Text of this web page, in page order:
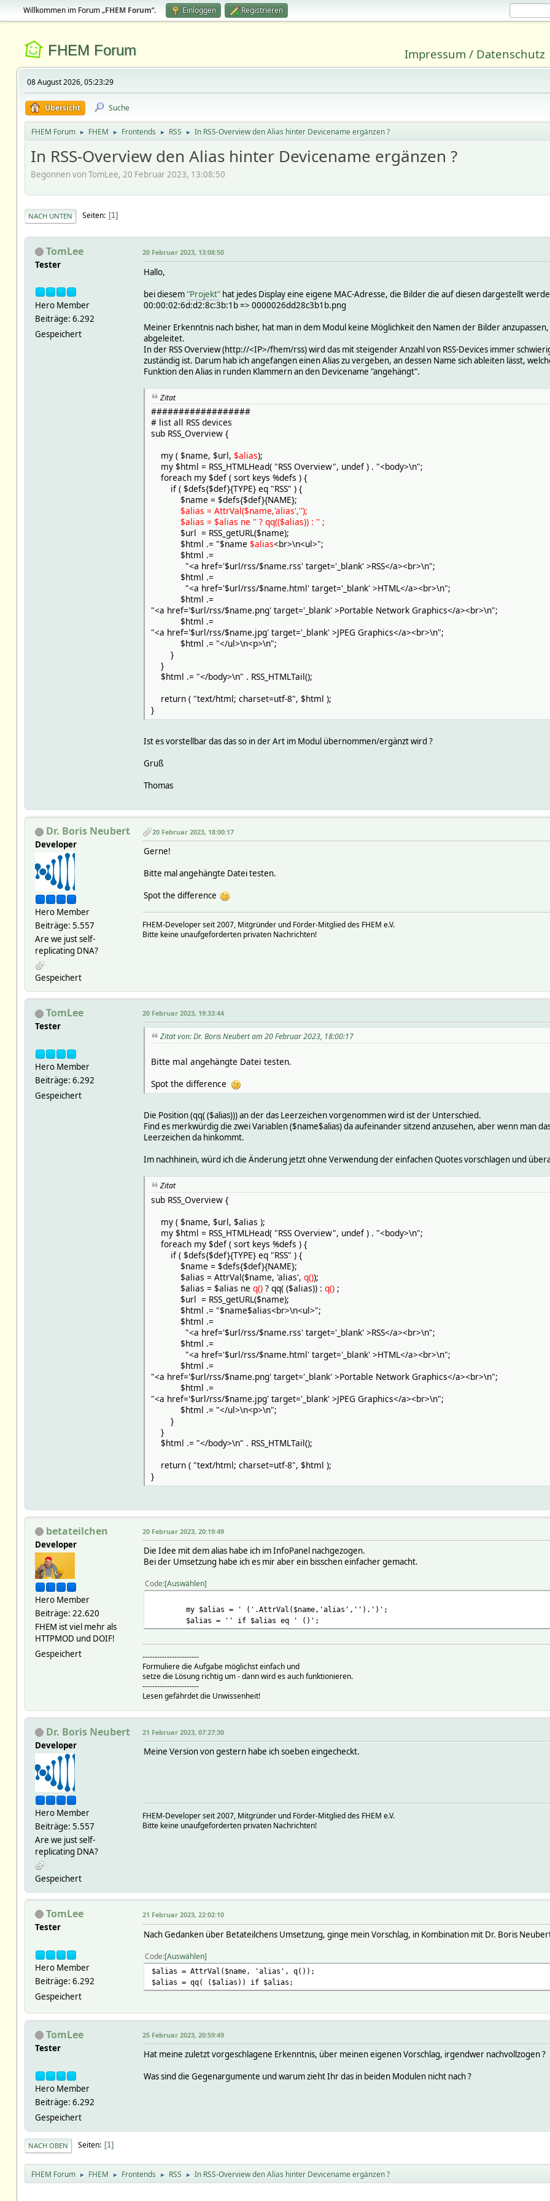
Willkommen im Forum „FHEM Forum“. Einloggen Registrieren
FHEM Forum Impressum / Datenschutz
08 August 2026, 05:23:29
Übersicht Suche
FHEM Forum ► FHEM ► Frontends ► RSS ► In RSS-Overview den Alias hinter Devicename ergänzen ?
In RSS-Overview den Alias hinter Devicename ergänzen ?
Begonnen von TomLee, 20 Februar 2023, 13:08:50
NACH UNTEN Seiten 1
TomLee
Tester
Hero Member
Beiträge: 6.292
Gespeichert
20 Februar 2023, 13:08:50
Hallo,
bei diesem "Projekt"hat jedes Display eine eigene MAC-Adresse, die Bilder die auf diesen dargestellt
00:00:02:6d:d2:8c:3b:1b => 0000026dd28c3b1b.png
Meiner Erkenntnis nach bisher, hat man in dem Modul keine Möglichkeit den Namen der Bilder
abgeleitet.
In der RSS Overview (http://<IP>/fhem/rss) wird das mit steigender Anzahl von RSS-Devices immer
zuständig ist. Darum hab ich angefangen einen Alias zu vergeben, an dessen Name sich ableiten lässt,
Funktion den Alias in runden Klammern an den Devicename "angehängt".
Zitat
##################
# list all RSS devices
sub RSS_Overview {
my ( $name, $url, $alias);
my $html = RSS_HTMLHead( "RSS Overview", undef ) . "<body>\n";
foreach my $def ( sort keys %defs ) {
if ( $defs{$def}{TYPE} eq "RSS" ) {
$name = $defs{$def}{NAME};
$alias = AttrVal($name,'alias','');
$alias = $alias ne '' ? qq(($alias)) : '' ;
$url = RSS_getURL($name);
$html .= "$name $alias<br>\n<ul>";
$html .=
"<a href='$url/rss/$name.rss' target='_blank' >RSS</a><br>\n";
$html .=
"<a href='$url/rss/$name.html' target='_blank' >HTML</a><br>\n";
$html .=
"<a href='$url/rss/$name.png' target='_blank' >Portable Network Graphics</a><br>\n";
$html .=
"<a href='$url/rss/$name.jpg' target='_blank' >JPEG Graphics</a><br>\n";
$html .= "</ul>\n<p>\n";
}
}
$html .= "</body>\n" . RSS_HTMLTail();
return ( "text/html; charset=utf-8", $html );
}
Ist es vorstellbar das das so in der Art im Modul übernommen/ergänzt wird ?
Gruß
Thomas
Dr. Boris Neubert
Developer
Hero Member
Beiträge: 5.557
Are we just self-
replicating DNA?
Gespeichert
20 Februar 2023, 18:00:17
Gerne!
Bitte mal angehängte Datei testen.
Spot the difference
FHEM-Developer seit 2007, Mitgründer und Förder-Mitglied des FHEM e.V.
Bitte keine unaufgeforderten privaten Nachrichten!
TomLee
Tester
Hero Member
Beiträge: 6.292
Gespeichert
20 Februar 2023, 19:33:44
Zitat von: Dr. Boris Neubert am 20 Februar 2023, 18:00:17
Bitte mal angehängte Datei testen.
Spot the difference
Die Position (qq( ($alias))) an der das Leerzeichen vorgenommen wird ist der Unterschied.
Find es merkwürdig die zwei Variablen ($name$alias) da aufeinander sitzend anzusehen, aber wenn man
Leerzeichen da hinkommt.
Im nachhinein, würd ich die Änderung jetzt ohne Verwendung der einfachen Quotes vorschlagen und
Zitat
sub RSS_Overview {
my ( $name, $url, $alias );
my $html = RSS_HTMLHead( "RSS Overview", undef ) . "<body>\n";
foreach my $def ( sort keys %defs ) {
if ( $defs{$def}{TYPE} eq "RSS" ) {
$name = $defs{$def}{NAME};
$alias = AttrVal($name, 'alias', q());
$alias = $alias ne q()? qq( ($alias)) : q();
$url = RSS_getURL($name);
$html .= "$name$alias<br>\n<ul>";
$html .=
"<a href='$url/rss/$name.rss' target='_blank' >RSS</a><br>\n";
$html .=
"<a href='$url/rss/$name.html' target='_blank' >HTML</a><br>\n";
$html .=
"<a href='$url/rss/$name.png' target='_blank' >Portable Network Graphics</a><br>\n";
$html .=
"<a href='$url/rss/$name.jpg' target='_blank' >JPEG Graphics</a><br>\n";
$html .= "</ul>\n<p>\n";
}
}
$html .= "</body>\n" . RSS_HTMLTail();
return ( "text/html; charset=utf-8", $html );
}
betateilchen
Developer
Hero Member
Beiträge: 22.620
FHEM ist viel mehr als
HTTPMOD und DOIF!
Gespeichert
20 Februar 2023, 20:19:49
Die Idee mit dem alias habe ich im InfoPanel nachgezogen.
Bei der Umsetzung habe ich es mir aber ein bisschen einfacher gemacht.
Code Auswählen
my $alias = ' ('.AttrVal($name,'alias','').')';
$alias = '' if $alias eq ' ()';
-----------------------
Formuliere die Aufgabe möglichst einfach und
setze die Lösung richtig um - dann wird es auch funktionieren.
-----------------------
Lesen gefährdet die Unwissenheit!
Dr. Boris Neubert
Developer
Hero Member
Beiträge: 5.557
Are we just self-
replicating DNA?
Gespeichert
21 Februar 2023, 07:27:30
Meine Version von gestern habe ich soeben eingecheckt.
FHEM-Developer seit 2007, Mitgründer und Förder-Mitglied des FHEM e.V.
Bitte keine unaufgeforderten privaten Nachrichten!
TomLee
Tester
Hero Member
Beiträge: 6.292
Gespeichert
21 Februar 2023, 22:02:10
Nach Gedanken über Betateilchens Umsetzung, ginge mein Vorschlag, in Kombination mit Dr. Boris
Code Auswählen
$alias = AttrVal($name, 'alias', q());
$alias = qq( ($alias)) if $alias;
TomLee
Tester
Hero Member
Beiträge: 6.292
Gespeichert
25 Februar 2023, 20:59:49
Hat meine zuletzt vorgeschlagene Erkenntnis, über meinen eigenen Vorschlag, irgendwer nachvollzogen ?
Was sind die Gegenargumente und warum zieht Ihr das in beiden Modulen nicht nach ?
NACH OBEN Seiten 1
FHEM Forum ► FHEM ► Frontends ► RSS ► In RSS-Overview den Alias hinter Devicename ergänzen ?